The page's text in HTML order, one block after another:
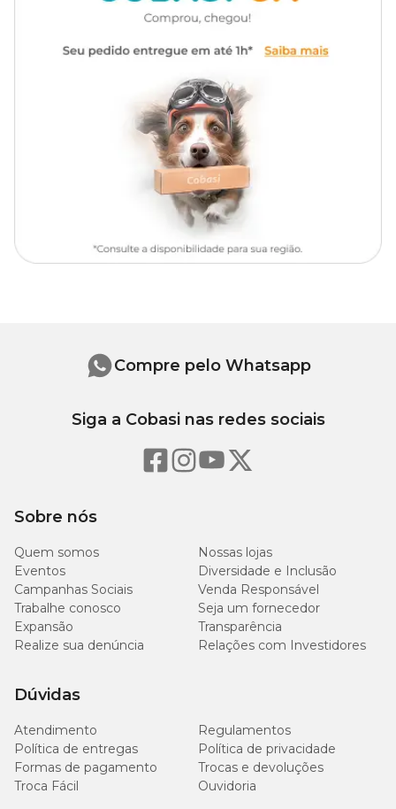
próximo ao caule. Regar após a aplicação.
Sobre nós
Quem somos
Nossas lojas
Eventos
Diversidade e Inclusão
Campanhas Sociais
Venda Responsável
Trabalhe conosco
Seja um fornecedor
Expansão
Transparência
Realize sua denúncia
Relações com Investidores
Dúvidas
Atendimento
Regulamentos
Política de entregas
Política de privacidade
Formas de pagamento
Trocas e devoluções
Troca Fácil
Ouvidoria
Compre pelo Whatsapp
Siga a Cobasi nas redes sociais